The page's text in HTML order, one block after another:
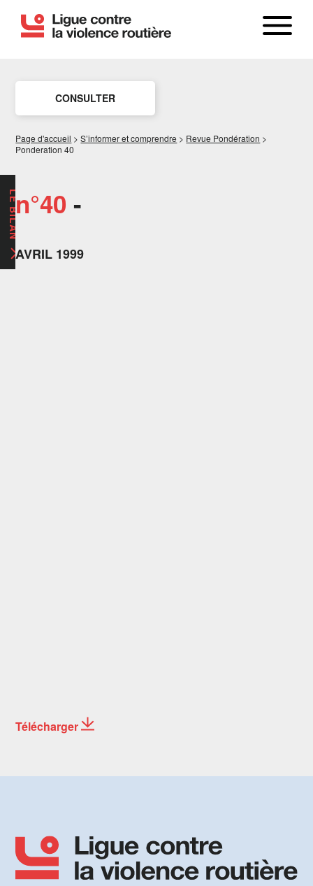
CONSULTER
Page d'accueil >S’informer et comprendre > Revue Pondération >
Ponderation 40
n°40 -
AVRIL 1999
Télécharger
LE BILAN